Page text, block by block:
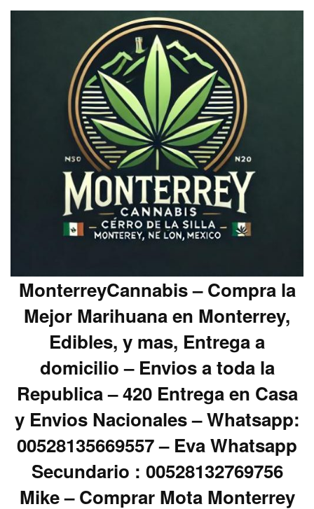
MonterreyCannabis – Compra la
Mejor Marihuana en Monterrey,
Edibles, y mas, Entrega a
domicilio – Envios a toda la
Republica – 420 Entrega en Casa
y Envios Nacionales – Whatsapp:
00528135669557 – Eva Whatsapp
Secundario : 00528132769756
Mike – Comprar Mota Monterrey